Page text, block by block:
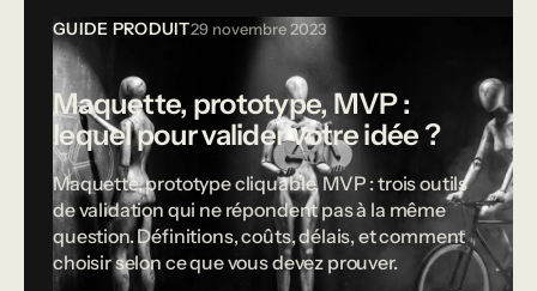
GUIDE PRODUIT29 novembre 2023
Maquette, prototype, MVP :
lequel pour valider votre idée ?
Maquette, prototype cliquable, MVP : trois outils
de validation qui ne répondent pas à la même
question. Définitions, coûts, délais, et comment
choisir selon ce que vous devez prouver.